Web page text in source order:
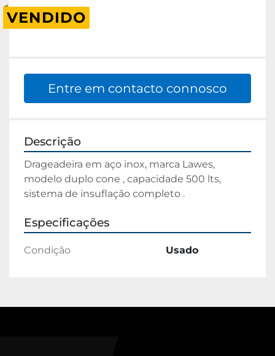
VENDIDO
Entre em contacto connosco
Descrição
Drageadeira em aço inox, marca Lawes,
modelo duplo cone , capacidade 500 lts,
sistema de insuflação completo .
Especificações
Condição Usado